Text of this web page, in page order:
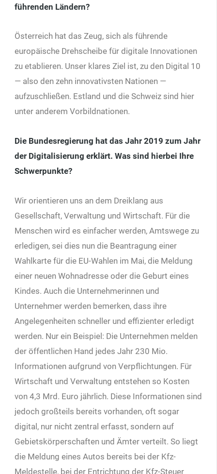
führenden Ländern?
Österreich hat das Zeug, sich als führende
europäische Drehscheibe für digitale Innovationen
zu etablieren. Unser klares Ziel ist, zu den Digital 10
— also den zehn innovativsten Nationen —
aufzuschließen. Estland und die Schweiz sind hier
unter anderem Vorbildnationen.
Die Bundesregierung hat das Jahr 2019 zum Jahr
der Digitalisierung erklärt. Was sind hierbei Ihre
Schwerpunkte?
Wir orientieren uns an dem Dreiklang aus
Gesellschaft, Verwaltung und Wirtschaft. Für die
Menschen wird es einfacher werden, Amtswege zu
erledigen, sei dies nun die Beantragung einer
Wahlkarte für die EU-Wahlen im Mai, die Meldung
einer neuen Wohnadresse oder die Geburt eines
Kindes. Auch die Unternehmerinnen und
Unternehmer werden bemerken, dass ihre
Angelegenheiten schneller und effizienter erledigt
werden. Nur ein Beispiel: Die Unternehmen melden
der öffentlichen Hand jedes Jahr 230 Mio.
Informationen aufgrund von Verpflichtungen. Für
Wirtschaft und Verwaltung entstehen so Kosten
von 4,3 Mrd. Euro jährlich. Diese Informationen sind
jedoch großteils bereits vorhanden, oft sogar
digital, nur nicht zentral erfasst, sondern auf
Gebietskörperschaften und Ämter verteilt. So liegt
die Meldung eines Autos bereits bei der Kfz-
Meldestelle, bei der Entrichtung der Kfz-Steuer